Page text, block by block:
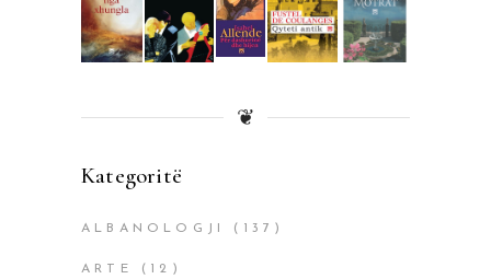
❦
Kategoritë
ALBANOLOGJI (137)
ARTE (12)